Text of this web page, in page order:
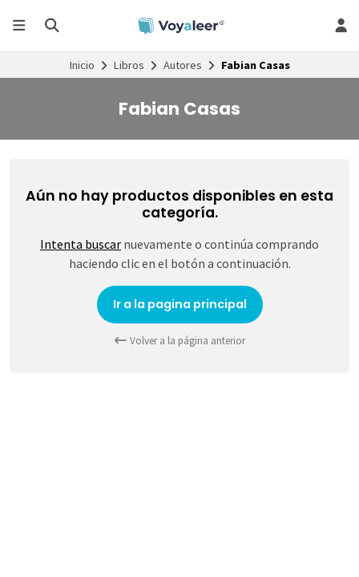
Inicio Libros Autores Fabian Casas
Fabian Casas
Aún no hay productos disponibles en esta
categoría.
Intenta buscar nuevamente o continúa comprando
haciendo clic en el botón a continuación.
Ir a la pagina principal
Volver a la página anterior